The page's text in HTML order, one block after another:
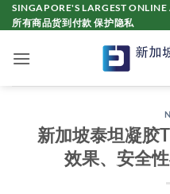
Skip
to
SINGAPORE'S LARGEST
所有商品货到付款 保护隐私
新加坡泰坦凝胶
效果、安全